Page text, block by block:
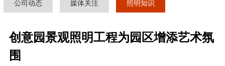
公司动态 媒体关注 照明知识
创意园景观照明工程为园区增添艺术氛
围